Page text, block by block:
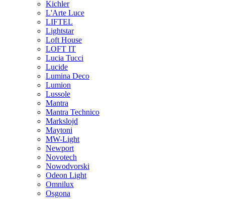
Kichler
L'Arte Luce
LIFTEL
Lightstar
Loft House
LOFT IT
Lucia Tucci
Lucide
Lumina Deco
Lumion
Lussole
Mantra
Mantra Technico
Markslojd
Maytoni
MW-Light
Newport
Novotech
Nowodvorski
Odeon Light
Omnilux
Osgona